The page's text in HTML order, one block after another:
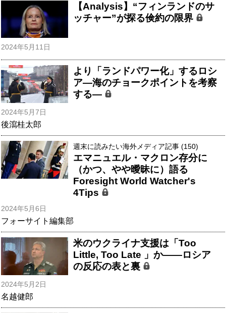
【Analysis】“フィンランドのサ
ッチャー”が探る倹約の限界
2024年5月11日
より「ランドパワー化」するロシ
ア―海のチョークポイントを考察
する―
2024年5月7日
後瀉桂太郎
週末に読みたい海外メディア記事 (150)
エマニュエル・マクロン存分に
（かつ、やや曖昧に）語る
Foresight World Watcher's
4Tips
2024年5月6日
フォーサイト編集部
米のウクライナ支援は「Too
Little, Too Late 」か――ロシア
の反応の表と裏
2024年5月2日
名越健郎